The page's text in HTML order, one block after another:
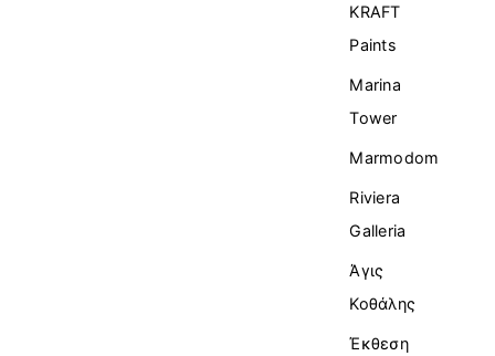
KRAFT
Paints
Marina
Tower
Marmodom
Riviera
Galleria
Άγις
Κοθάλης
Έκθεση